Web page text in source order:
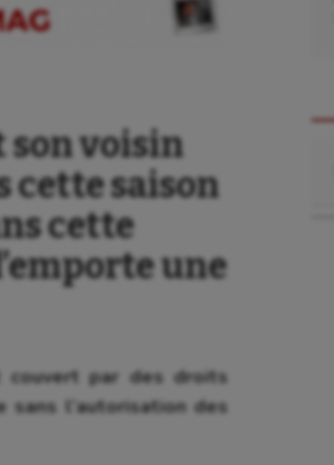
son voisin
cette saison
cette
une
couvert par des droits
l’autorisation des